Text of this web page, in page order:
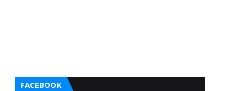
FACEBOOK